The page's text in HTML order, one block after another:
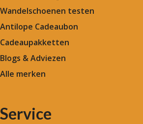
Wandelschoenen testen
Antilope Cadeaubon
Cadeaupakketten
Blogs & Adviezen
Alle merken
Service